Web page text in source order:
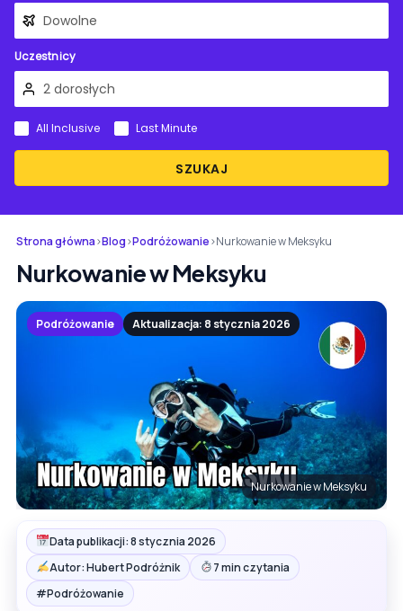
Uczestnicy
SZUKAJ
All Inclusive Last Minute
Strona główna›Blog›Podróżowanie›Nurkowanie w Meksyku
Nurkowanie w Meksyku
Podróżowanie Aktualizacja: 8 stycznia 2026
Nurkowanie w Meksyku
Data publikacji: 8 stycznia 2026
Autor: Hubert Podróżnik
7 min czytania
#Podróżowanie